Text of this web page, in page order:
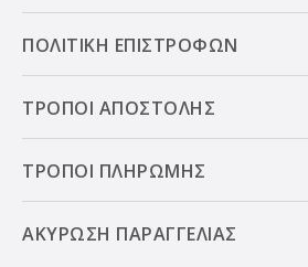
ΠΟΛΙΤΙΚΗ ΕΠΙΣΤΡΟΦΩΝ
ΤΡΟΠΟΙ ΑΠΟΣΤΟΛΗΣ
ΤΡΟΠΟΙ ΠΛΗΡΩΜΗΣ
ΑΚΥΡΩΣΗ ΠΑΡΑΓΓΕΛΙΑΣ